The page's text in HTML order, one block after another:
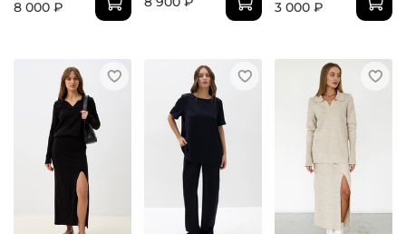
8 000 ₽ 3 000 ₽